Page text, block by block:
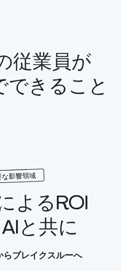
従業員が
できること
な影響領域
よるROI
と共に
らブレイクスルーへ